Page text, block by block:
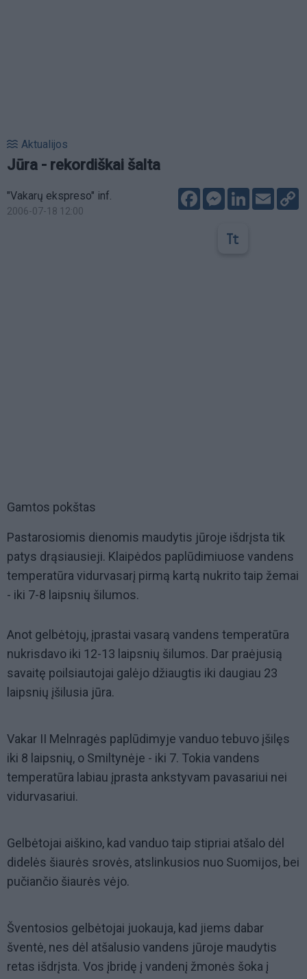
Aktualijos
Jūra - rekordiškai šalta
"Vakarų ekspreso" inf.
2006-07-18 12:00
FacebookMessenger
LinkedIn
Email
Gamtos pokštas
Pastarosiomis dienomis maudytis jūroje išdrįsta tik
patys drąsiausieji. Klaipėdos paplūdimiuose vandens
temperatūra vidurvasarį pirmą kartą nukrito taip žemai
- iki 7-8 laipsnių šilumos.
Anot gelbėtojų, įprastai vasarą vandens temperatūra
nukrisdavo iki 12-13 laipsnių šilumos. Dar praėjusią
savaitę poilsiautojai galėjo džiaugtis iki daugiau 23
laipsnių įšilusia jūra.
Vakar II Melnragės paplūdimyje vanduo tebuvo įšilęs
iki 8 laipsnių, o Smiltynėje - iki 7. Tokia vandens
temperatūra labiau įprasta ankstyvam pavasariui nei
vidurvasariui.
Gelbėtojai aiškino, kad vanduo taip stipriai atšalo dėl
didelės šiaurės srovės, atslinkusios nuo Suomijos, bei
pučiančio šiaurės vėjo.
Šventosios gelbėtojai juokauja, kad jiems dabar
šventė, nes dėl atšalusio vandens jūroje maudytis
retas išdrįsta. Vos įbridę į vandenį žmonės šoka į